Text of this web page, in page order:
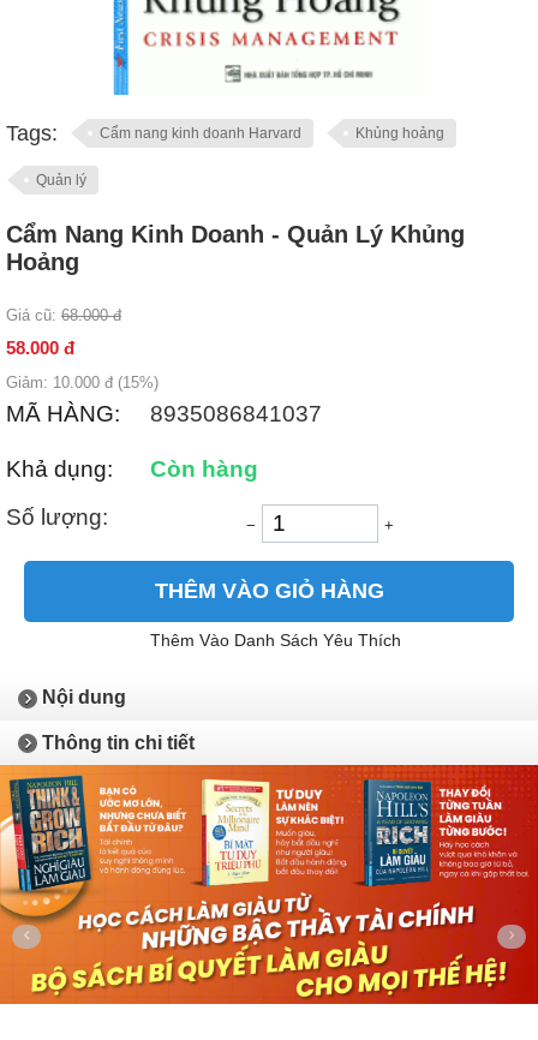
Tags: Cẩm nang kinh doanh Harvard Khủng hoảng
Quản lý
Cẩm Nang Kinh Doanh - Quản Lý Khủng
Hoảng
Giá cũ: 68.000 đ
58.000 đ
Giảm: 10.000 đ (15%)
MÃ HÀNG: 8935086841037
Khả dụng:
Còn hàng
Số lượng:
− +
THÊM VÀO GIỎ HÀNG
Thêm Vào Danh Sách Yêu Thích
Nội dung
Thông tin chi tiết